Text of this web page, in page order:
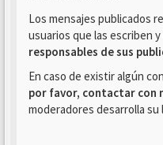
Los mensajes publicados
usuarios que las escriben y
responsables de sus
En caso de existir algún
por favor, contactar con
moderadores desarrolla